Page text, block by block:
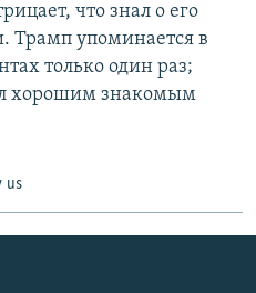
что знал о его
Трамп упоминается в
только один раз;
хорошим знакомым
us